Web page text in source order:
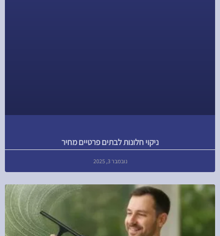
ניקוי חלונות לבתים פרטיים מחיר
נובמבר 3, 2025